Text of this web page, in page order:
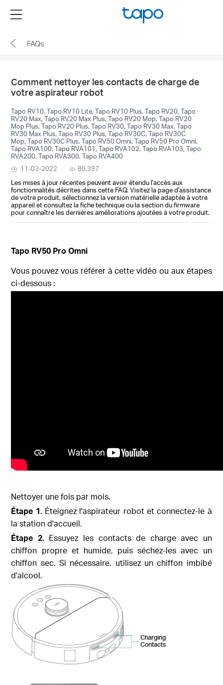
the
navigation
Menu
FAQs
Comment nettoyer les contacts de charge de
votre aspirateur robot
Tapo RV10, Tapo RV10 Lite, Tapo RV10 Plus, Tapo RV20, Tapo
RV20 Max, Tapo RV20 Max Plus, Tapo RV20 Mop, Tapo RV20
Mop Plus, Tapo RV20 Plus, Tapo RV30, Tapo RV30 Max, Tapo
RV30 Max Plus, Tapo RV30 Plus, Tapo RV30C, Tapo RV30C
Mop, Tapo RV30C Plus, Tapo RV50 Omni, Tapo RV50 Pro Omni,
Tapo RVA100, Tapo RVA101, Tapo RVA102, Tapo RVA103, Tapo
RVA200, Tapo RVA300, Tapo RVA400
11-03-2022
80,397
Les mises à jour récentes peuvent avoir étendu l'accès aux
fonctionnalités décrites dans cette FAQ. Visitez la page d'assistance
de votre produit, sélectionnez la version matérielle adaptée à votre
appareil et consultez la fiche technique ou la section du firmware
pour connaître les dernières améliorations ajoutées à votre produit.
Tapo RV50 Pro Omni
Vous pouvez vous référer à cette vidéo ou aux étapes
ci-dessous :
Nettoyer une fois par mois.
Étape 1.Éteignez l'aspirateur robot et connectez-le à
la station d'accueil.
Étape 2.Essuyez les contacts de charge avec un
chiffon propre et humide, puis séchez-les avec un
chiffon sec. Si nécessaire, utilisez un chiffon imbibé
d'alcool.